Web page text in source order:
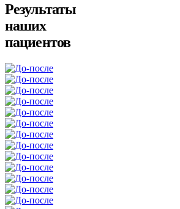
Результаты
наших
пациентов